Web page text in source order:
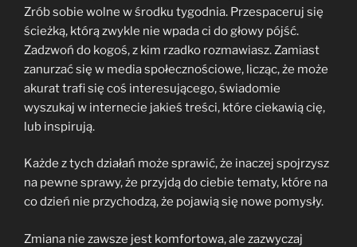
Zrób sobie wolne w środku tygodnia. Przespaceruj się
ścieżką, którą zwykle nie wpada ci do głowy pójść.
Zadzwoń do kogoś, z kim rzadko rozmawiasz. Zamiast
zanurzać się w media społecznościowe, licząc, że może
akurat trafi się coś interesującego, świadomie
wyszukaj w internecie jakieś treści, które ciekawią cię,
lub inspirują.
Każde z tych działań może sprawić, że inaczej spojrzysz
na pewne sprawy, że przyjdą do ciebie tematy, które na
co dzień nie przychodzą, że pojawią się nowe pomysły.
Zmiana nie zawsze jest komfortowa, ale zazwyczaj